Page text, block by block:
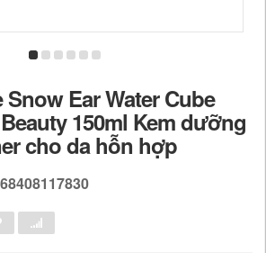
Ear Water Cube
150ml Kem dưỡng
cho da hỗn hợp